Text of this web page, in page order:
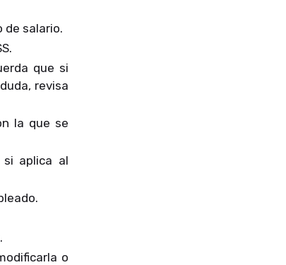
de salario.
que si
revisa
la que se
si aplica al
o